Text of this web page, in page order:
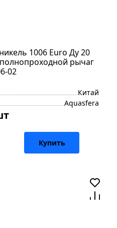
1006 Euro Ду 20
рычаг
02
Китай
Aquasfera
Купить